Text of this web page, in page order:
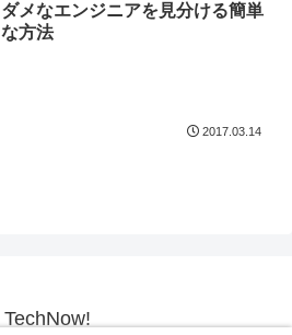
ダメなエンジニアを見分ける簡単
な方法
2017.03.14
TechNow!